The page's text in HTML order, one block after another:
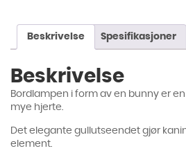
Beskrivelse Spesifikasjoner
Beskrivelse
Bordlampen i form av en bunny er
mye hjerte.
Det elegante gullutseendet gjør
element.